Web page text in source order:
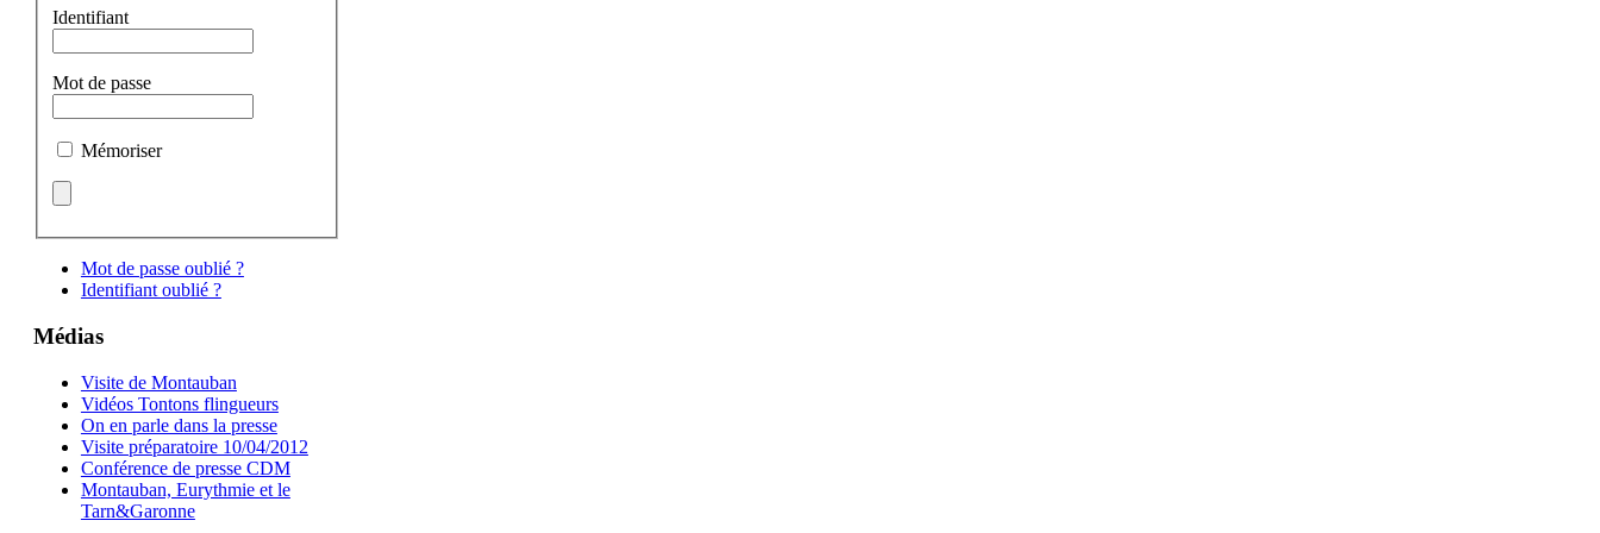
Identifiant
Mot de passe
Mémoriser
Mot de passe oublié ?
Identifiant oublié ?
Médias
Visite de Montauban
Vidéos Tontons flingueurs
On en parle dans la presse
Visite préparatoire 10/04/2012
Conférence de presse CDM
Montauban, Eurythmie et le
Tarn&Garonne